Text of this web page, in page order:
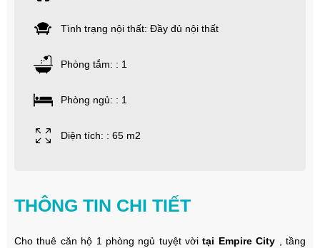
Tình trạng nội thất: Đầy đủ nội thất
Phòng tắm: : 1
Phòng ngủ: : 1
Diện tích: : 65 m2
THÔNG TIN CHI TIẾT
Cho thuê căn hộ 1 phòng ngủ tuyệt vờitại Empire City , tầng